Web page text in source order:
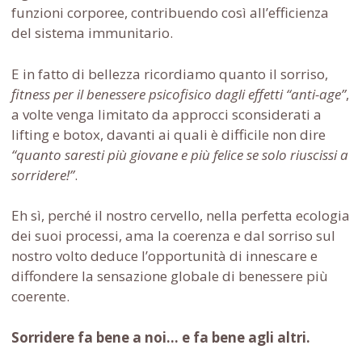
funzioni corporee, contribuendo così all’efficienza
del sistema immunitario.
E in fatto di bellezza ricordiamo quanto il sorriso,
fitness per il benesserepsicofisico dagli effetti “anti-age”,
a volte venga limitato da approcci sconsiderati a
lifting e botox, davanti ai quali è difficile non dire
“quanto saresti più giovane e più felice se solo riuscissi a
sorridere!”.
Eh sì, perché il nostro cervello, nella perfetta ecologia
dei suoi processi, ama la coerenza e dal sorriso sul
nostro volto deduce l’opportunità di innescare e
diffondere la sensazione globale di benessere più
coerente.
Sorridere fa bene a noi… e fa bene agli altri.